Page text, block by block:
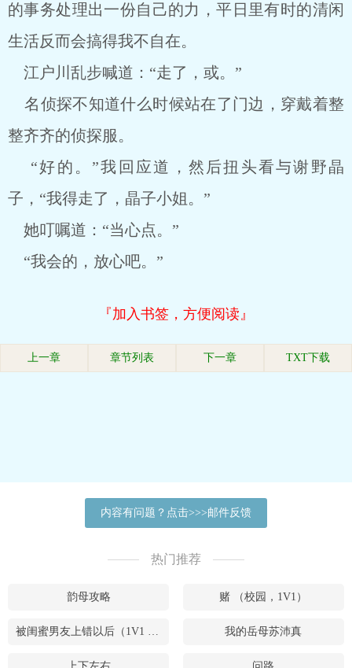
的事务处理出一份自己的力，平日里有时的清闲
生活反而会搞得我不自在。
江户川乱步喊道：“走了，或。”
名侦探不知道什么时候站在了门边，穿戴着整
整齐齐的侦探服。
“好的。”我回应道，然后扭头看与谢野晶
子，“我得走了，晶子小姐。”
她叮嘱道：“当心点。”
“我会的，放心吧。”
『加入书签，方便阅读』
上一章 章节列表 下一章 TXT下载
内容有问题？点击>>>邮件反馈
热门推荐
韵母攻略 赌 （校园，1V1）
被闺蜜男友上错以后（1V1 高H） 我的岳母苏沛真